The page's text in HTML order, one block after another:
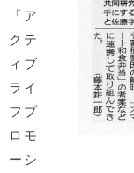
「ア
クテ
ィブ
ライ
フプ
ロモ
ーシ